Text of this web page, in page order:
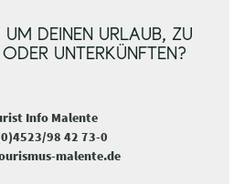
UM DEINEN URLAUB, ZU
UNTERKÜNFTEN?
Info Malente
98 42 73-0
malente.de